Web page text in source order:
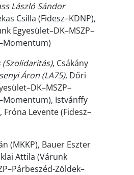
László Sándor
Csilla (Fidesz–KDNP),
Egyesület–DK–MSZP–
(Szolidaritás), Csákány
Áron (LA75), Dőri
Istvánffy
Fróna Levente (Fidesz–
(MKKP), Bauer Eszter
Attila (Várunk
Zöldek–